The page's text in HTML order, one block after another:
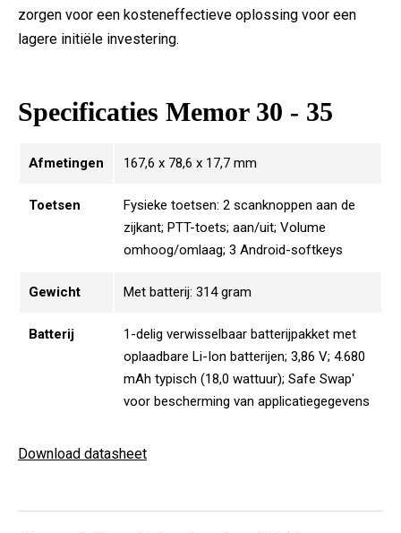
zorgen voor een kosteneffectieve oplossing voor een
lagere initiële investering.
Specificaties Memor 30 - 35
Afmetingen 167,6 x 78,6 x 17,7 mm
Toetsen
Fysieke toetsen: 2 scanknoppen aan de
zijkant; PTT-toets; aan/uit; Volume
omhoog/omlaag; 3 Android-softkeys
Gewicht Met batterij: 314 gram
Batterij
1-delig verwisselbaar batterijpakket met
oplaadbare Li-Ion batterijen; 3,86 V; 4.680
mAh typisch (18,0 wattuur); Safe Swap'
voor bescherming van applicatiegegevens
Download datasheet